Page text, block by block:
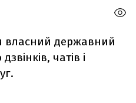
власний державний
чатів і